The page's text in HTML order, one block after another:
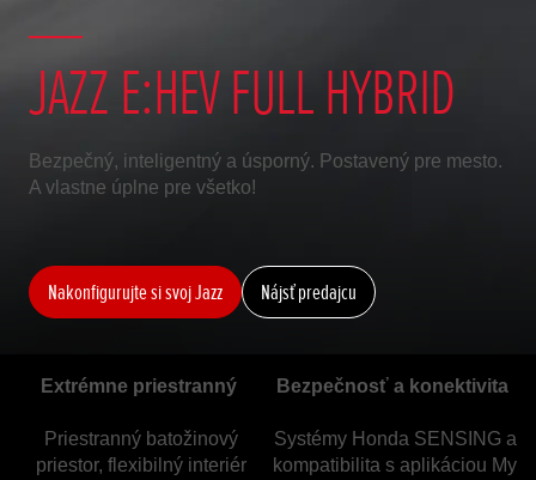
JAZZ E:HEV FULL HYBRID
Bezpečný, inteligentný a úsporný. Postavený pre mesto.
A vlastne úplne pre všetko!
Nakonfigurujte si svoj Jazz Nájsť predajcu
Extrémne priestranný
Priestranný batožinový
priestor, flexibilný interiér
Bezpečnosť a konektivita
Systémy Honda SENSING a
kompatibilita s aplikáciou My